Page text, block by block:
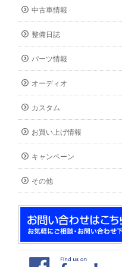
中古車情報
整備日誌
パーツ情報
オーディオ
カスタム
お買い上げ情報
キャンペーン
その他